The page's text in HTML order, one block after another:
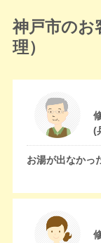
神戸市のお
理）
(
お湯が出なか